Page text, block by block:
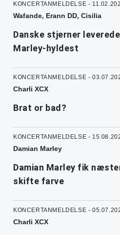
KONCERTANMELDELSE -
Wafande, Erann DD, Cisilia
Danske stjerner
Marley-hyldest
KONCERTANMELDELSE -
Charli XCX
Brat or bad?
KONCERTANMELDELSE -
Damian Marley
Damian Marley fik
skifte farve
KONCERTANMELDELSE -
Charli XCX